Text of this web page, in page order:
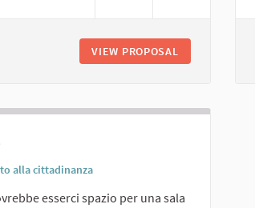
VIEW PROPOSAL
alla cittadinanza
esserci spazio per una sala